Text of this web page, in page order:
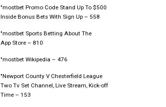
"mostbet Promo Code Stand Up To $500
Inside Bonus Bets With Sign Up – 558
"‎mostbet Sports Betting About The
App Store – 810
"mostbet Wikipedia – 476
"Newport County V Chesterfield League
Two Tv Set Channel, Live Stream, Kick-off
Time – 153